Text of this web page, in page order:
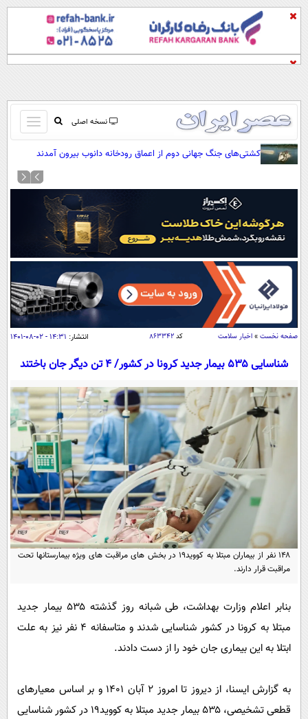
نسخه اصلی
باز
و
کردن
صفحه اول
آرشیو
نظرسنجی
آب و هوا
اوقات شرعی
سواد زندگی
اقتصاد
اقتصادی
جامعه
حوادث
سلامت
یک برش دانایی
محیط زیست
سفر و تفریح
بین الملل
سیاست خارجی
فرهنگ و هنر
علم و دانش
فناوری و It
علمی
اخبار کریپتو
قرآن
گوناگون
سرگرمی
باشگاه مغز
فیلم
اقتصاد
سرگرمی
فناوری
حوادث
عصر ایران 2
روانشناسی
دانلود
کشتی‌های جنگ جهانی دوم از اعماق رودخانه دانوب بیرون آمدند
صفحه نخست » اخبار سلامت کد ۸۶۳۳۴۲ انتشار: ۱۴:۳۱ - ۰۲-۰۸-۱۴۰۱
شناسایی ۵۳۵ بیمار جدید کرونا در کشور/ ۴ تن دیگر جان باختند
۱۴۸ نفر از بیماران مبتلا به کووید۱۹ در بخش های مراقبت های ویژه بیمارستانها تحت
مراقبت قرار دارند.
بنابر اعلام وزارت بهداشت، طی شبانه روز گذشته ۵۳۵ بیمار جدید
مبتلا به کرونا در کشور شناسایی شدند و متاسفانه ۴ نفر نیز به علت
ابتلا به این بیماری جان خود را از دست دادند.
به گزارش ایسنا،‌ از دیروز تا امروز ۲ آبان ۱۴۰۱ و بر اساس معیارهای
قطعی تشخیصی، ۵۳۵ بیمار جدید مبتلا به کووید۱۹ در کشور شناسایی